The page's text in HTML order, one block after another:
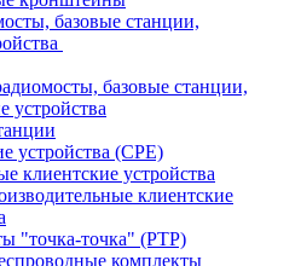
базовые станции,
базовые станции,
устройства
устройства (CPE)
клиентские устройства
клиентские
"точка-точка" (PTP)
комплекты